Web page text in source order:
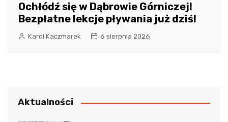
Ochłódź się w Dąbrowie Górniczej!
Bezpłatne lekcje pływania już dziś!
Karol Kaczmarek 6 sierpnia 2026
Aktualności